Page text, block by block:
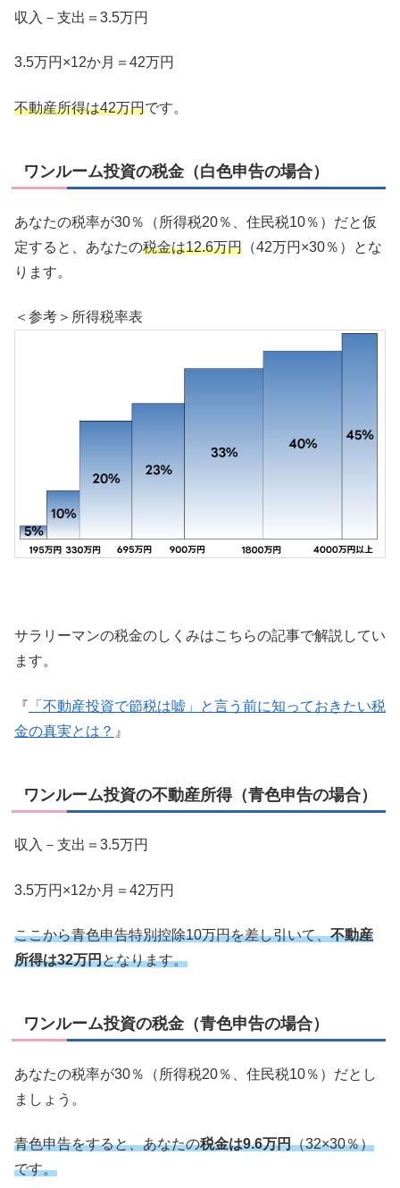
収入－支出＝3.5万円
3.5万円×12か月＝42万円
不動産所得は42万円です。
ワンルーム投資の税金（白色申告の場合）
あなたの税率が30％（所得税20％、住民税10％）だと仮
定すると、あなたの税金は12.6万円 （42万円×30％）とな
ります。
＜参考＞所得税率表
サラリーマンの税金のしくみはこちらの記事で解説してい
ます。
『 「不動産投資で節税は嘘」と言う前に知っておきたい税
金の真実とは？ 』
ワンルーム投資の不動産所得（青色申告の場合）
収入－支出＝3.5万円
3.5万円×12か月＝42万円
ここから青色申告特別控除10万円を差し引いて、不動産
所得は32万円となります。
ワンルーム投資の税金（青色申告の場合）
あなたの税率が30％（所得税20％、住民税10％）だとし
ましょう。
青色申告をすると、あなたの税金は9.6万円（32×30％）
です。